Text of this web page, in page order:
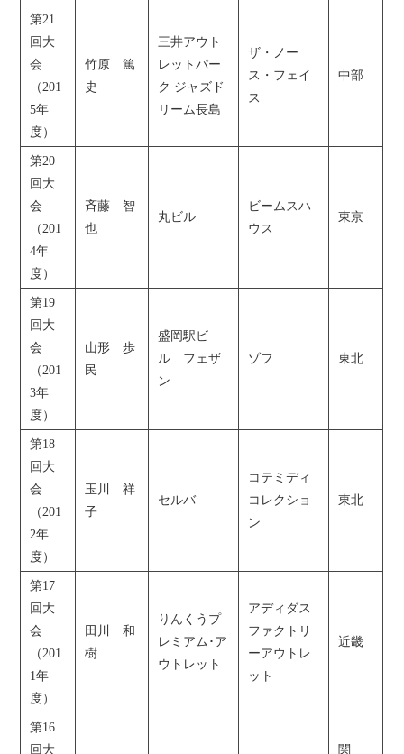
第21
回大
会
（201
5年
度）
竹原 篤
史
三井アウト
レットパー
ク ジャズド
リーム長島
ザ・ノー
ス・フェイ
ス
中部
第20
回大
会
（201
4年
度）
斉藤 智
也
丸ビル
ビームスハ
ウス
東京
第19
回大
会
（201
3年
度）
山形 歩
民
盛岡駅ビ
ル フェザ
ン
ゾフ 東北
第18
回大
会
（201
2年
度）
玉川 祥
子
セルバ
コテミディ
コレクショ
ン
東北
第17
回大
会
（201
1年
度）
田川 和
樹
りんくうプ
レミアム･ア
ウトレット
アディダス
ファクトリ
ーアウトレ
ット
近畿
第16
回大
関